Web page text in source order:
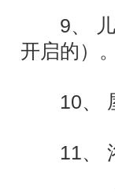
9、 儿
开启的）。
10、 屋
11、 浴